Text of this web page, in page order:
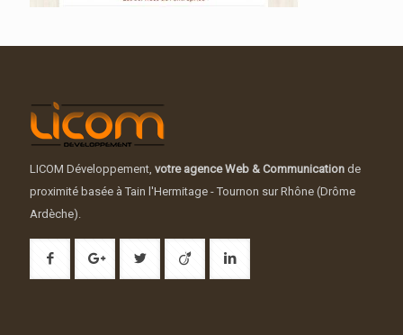
LICOM Développement, votre agence Web & Communication de
proximité basée à Tain l'Hermitage - Tournon sur Rhône (Drôme
Ardèche).